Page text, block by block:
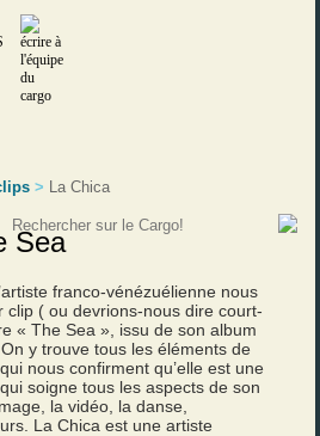
> La Chica
Sea
franco-vénézuélienne nous
clip ( ou devrions-nous dire court-
« The Sea », issu de son album
y trouve tous les éléments de
nous confirment qu’elle est une
soigne tous les aspects de son
la vidéo, la danse,
La Chica est une artiste